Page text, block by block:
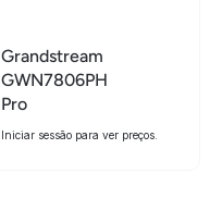
Grandstream
GWN7806PH
Pro
Iniciar sessão para ver preços.